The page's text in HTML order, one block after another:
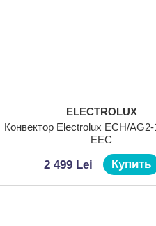
ELECTROLUX
Конвектор Electrolux ECH/
EEC
2 499 Lei Купить